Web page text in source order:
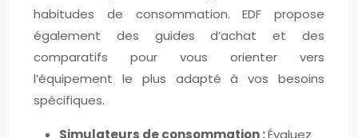
habitudes de consommation. EDF propose
également des guides d’achat et des
comparatifs pour vous orienter vers
l’équipement le plus adapté à vos besoins
spécifiques.
Simulateurs de consommation :Évaluez